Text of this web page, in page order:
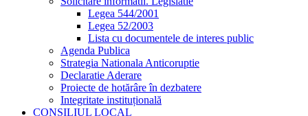
Legea 544/2001
Legea 52/2003
Lista cu documentele de interes public
Agenda Publica
Strategia Nationala Anticoruptie
Declaratie Aderare
Proiecte de hotărâre în dezbatere
Integritate instituțională
CONSILIUL LOCAL